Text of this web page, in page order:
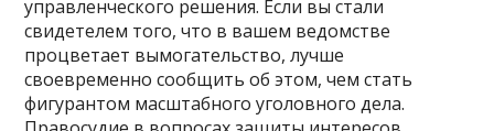
управленческого решения. Если вы стали
свидетелем того, что в вашем ведомстве
процветает вымогательство, лучше
своевременно сообщить об этом, чем стать
фигурантом масштабного уголовного дела.